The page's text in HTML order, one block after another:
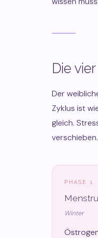
Die
Der
Zyklus ist
gleich.
PHASE 1
Winter